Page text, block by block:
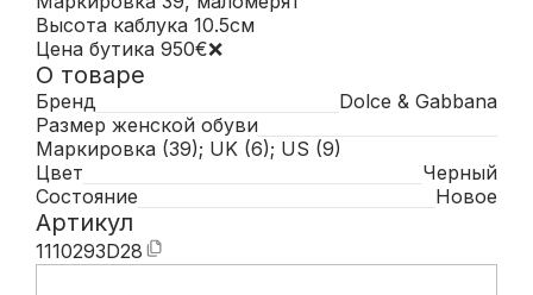
Высота каблука 10.5см
Цена бутика 950€❌
О товаре
Бренд
Dolce & Gabbana
Размер женской обуви
Маркировка (39); UK (6); US (9)
Цвет
Черный
Состояние
Новое
Артикул
1110293D28